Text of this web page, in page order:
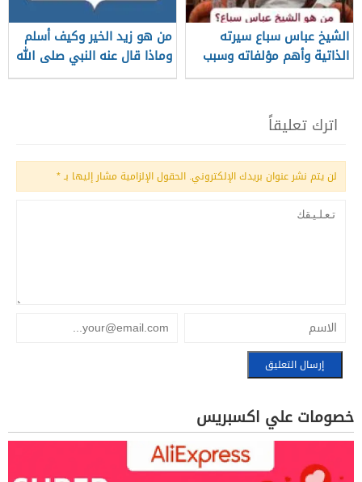
الشيخ عباس سباع سيرته
الذاتية وأهم مؤلفاته وسبب
وفاته
من هو زيد الخير وكيف أسلم
وماذا قال عنه النبي صلى الله
عليه وسلم؟
اترك تعليقاً
لن يتم نشر عنوان بريدك الإلكتروني. الحقول الإلزامية مشار إليها بـ*
خصومات علي اكسبريس